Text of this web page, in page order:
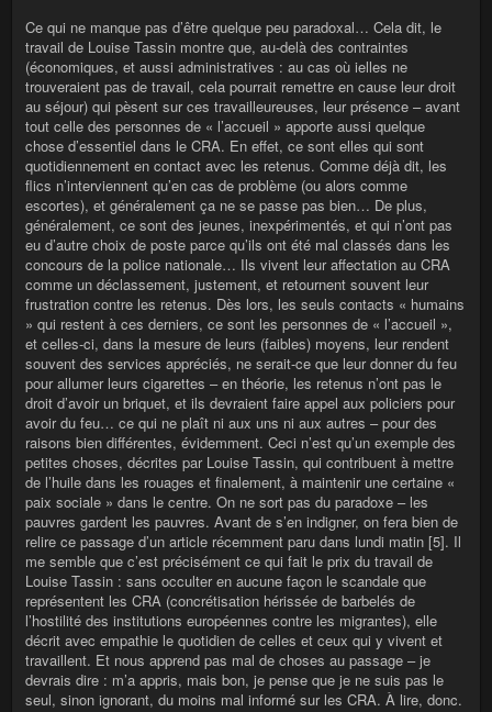
Ce qui ne manque pas d’être quelque peu paradoxal… Cela dit, le
travail de Louise Tassin montre que, au-delà des contraintes
(économiques, et aussi administratives : au cas où ielles ne
trouveraient pas de travail, cela pourrait remettre en cause leur droit
au séjour) qui pèsent sur ces travailleureuses, leur présence – avant
tout celle des personnes de « l’accueil » apporte aussi quelque
chose d’essentiel dans le CRA. En effet, ce sont elles qui sont
quotidiennement en contact avec les retenus. Comme déjà dit, les
flics n’interviennent qu’en cas de problème (ou alors comme
escortes), et généralement ça ne se passe pas bien… De plus,
généralement, ce sont des jeunes, inexpérimentés, et qui n’ont pas
eu d’autre choix de poste parce qu’ils ont été mal classés dans les
concours de la police nationale… Ils vivent leur affectation au CRA
comme un déclassement, justement, et retournent souvent leur
frustration contre les retenus. Dès lors, les seuls contacts « humains
» qui restent à ces derniers, ce sont les personnes de « l’accueil »,
et celles-ci, dans la mesure de leurs (faibles) moyens, leur rendent
souvent des services appréciés, ne serait-ce que leur donner du feu
pour allumer leurs cigarettes – en théorie, les retenus n’ont pas le
droit d’avoir un briquet, et ils devraient faire appel aux policiers pour
avoir du feu… ce qui ne plaît ni aux uns ni aux autres – pour des
raisons bien différentes, évidemment. Ceci n’est qu’un exemple des
petites choses, décrites par Louise Tassin, qui contribuent à mettre
de l’huile dans les rouages et finalement, à maintenir une certaine «
paix sociale » dans le centre. On ne sort pas du paradoxe – les
pauvres gardent les pauvres. Avant de s’en indigner, on fera bien de
relire ce passage d’un article récemment paru dans lundi matin [5]. Il
me semble que c’est précisément ce qui fait le prix du travail de
Louise Tassin : sans occulter en aucune façon le scandale que
représentent les CRA (concrétisation hérissée de barbelés de
l’hostilité des institutions européennes contre les migrantes), elle
décrit avec empathie le quotidien de celles et ceux qui y vivent et
travaillent. Et nous apprend pas mal de choses au passage – je
devrais dire : m’a appris, mais bon, je pense que je ne suis pas le
seul, sinon ignorant, du moins mal informé sur les CRA. À lire, donc.